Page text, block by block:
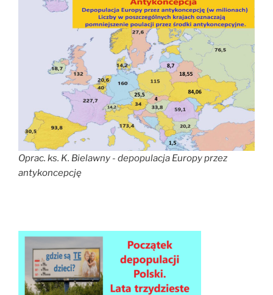
Oprac. ks. K. Bielawny - depopulacja Europy przez
antykoncepcję